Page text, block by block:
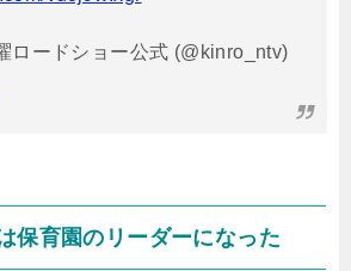
ロードショー公式 (@kinro_ntv)
保育園のリーダーになった